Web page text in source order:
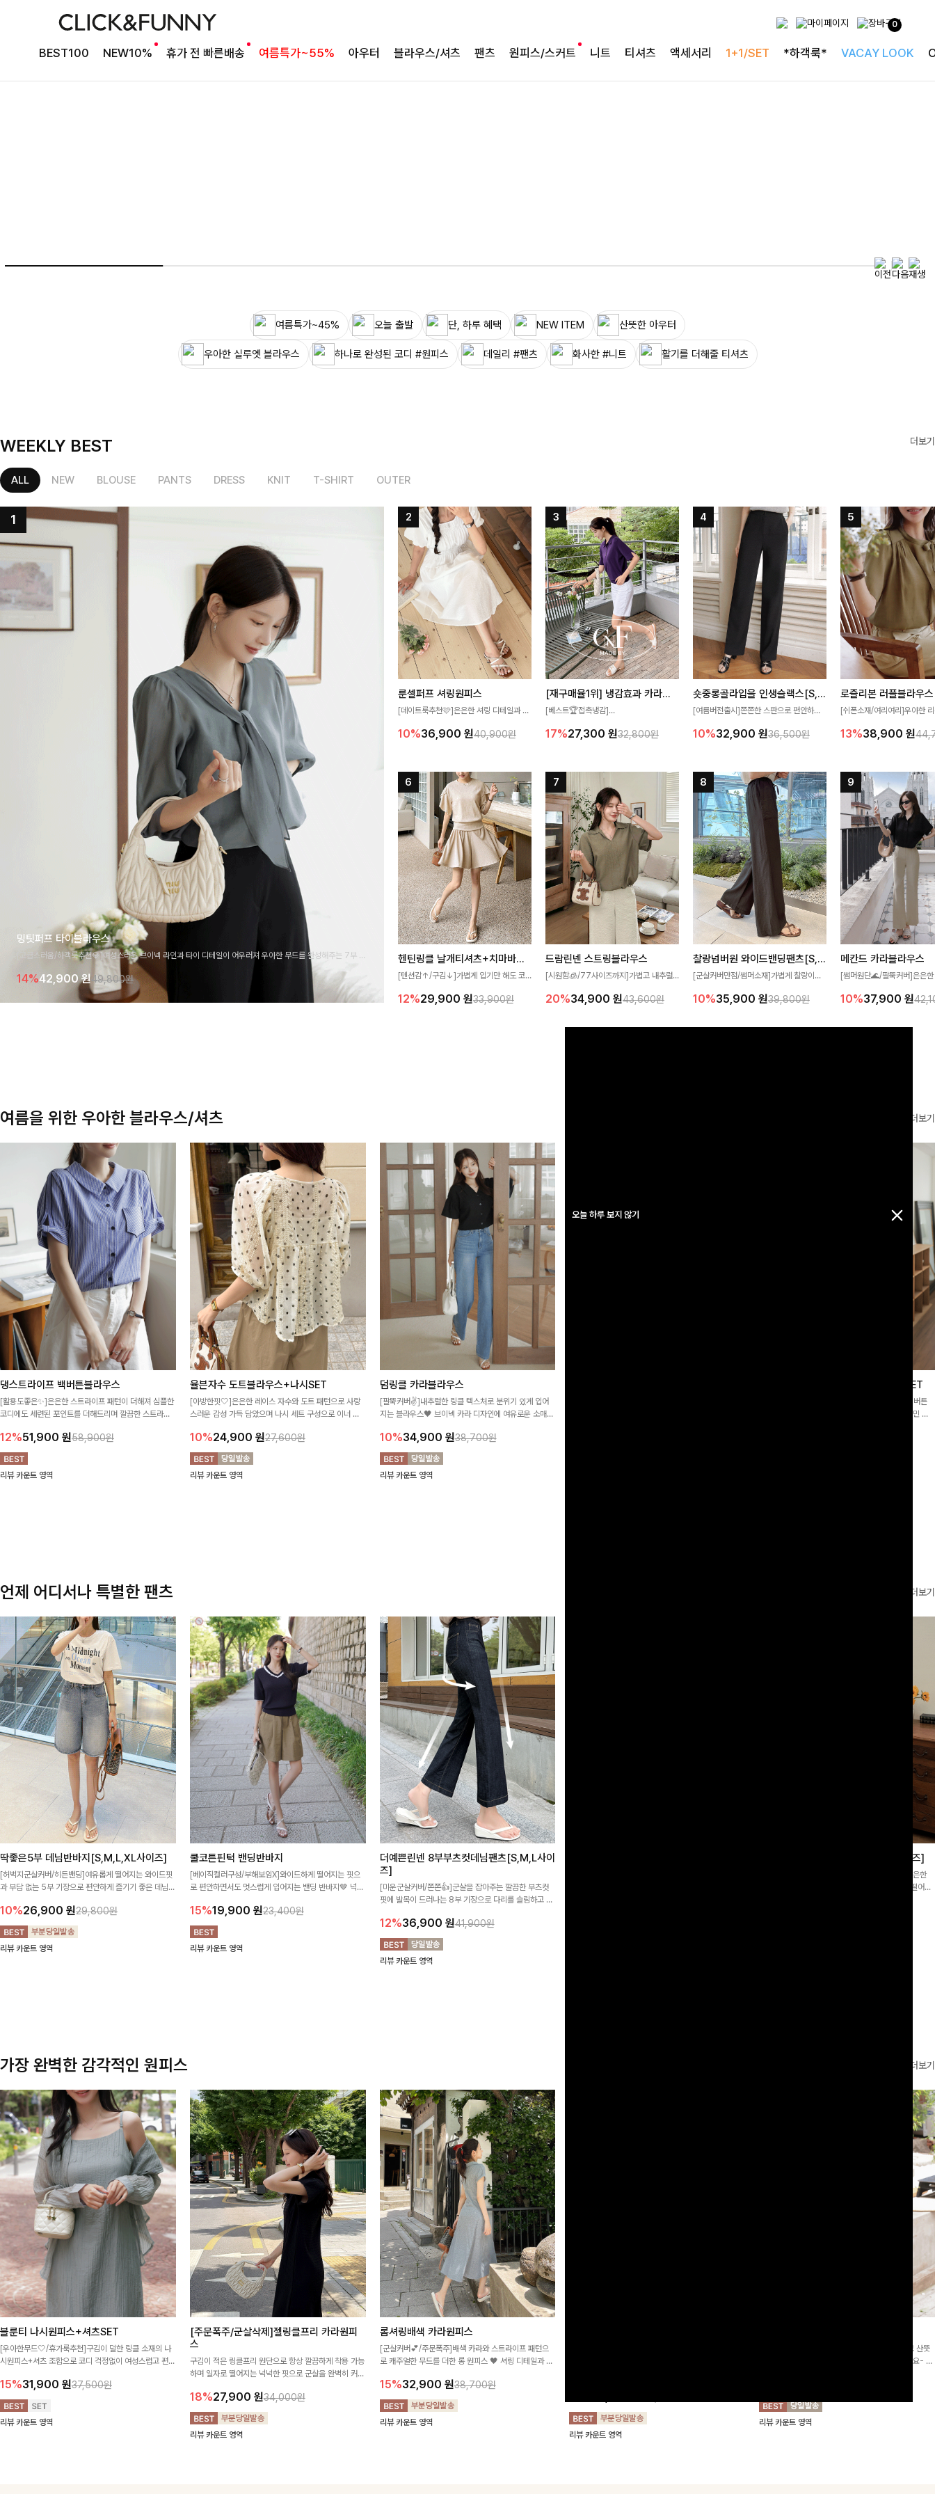
0
BEST100 NEW10% 휴가 전 빠른배송 여름특가~55% 아우터 블라우스/셔츠 팬츠 원피스/스커트 니트 티셔츠 액세서리 1+1/SET *하객룩* VACAY LOOK
오늘 하루 보지 않기
베스트셀러 블라우스
[2차리오더] 드람린넨 스트링블라우스 팔롬드 링클블라우스+와이드팬츠SET
두가지 컬러 데일리아이템
룬카일 스트라이프셔츠
여름특가~45% 오늘 출발 단, 하루 혜택 NEW ITEM 산뜻한 아우터
우아한 실루엣 블라우스 하나로 완성된 코디 #원피스 데일리 #팬츠 화사한 #니트 활기를 더해줄 티셔츠
WEEKLY BEST 더보기
ALL NEW BLOUSE PANTS DRESS KNIT T-SHIRT OUTER
밍팃퍼프 타이블라우스
[고급스러움/하객룩추천💎]여성스러운 브이넥 라인과 타이 디테일이 어우러져 우아한 무드를 완성해주는 7부 블
라우스 🤍 여유로운 7부 소매로 편안하게 착용되며 데일리룩부터 출근룩, 하객룩까지 세련된 스타일링을 연출하
기 좋은 아이템이에요
14%42,900원 49,800원
룬셀퍼프 셔링원피스
[데이트룩추천🩷]은은한 셔링 디테일과 퍼
성해주는 원피스🤍 허리 스모크 밴딩이 슬
즐기기 좋아요
10%36,900 원40,900원
[재구매율1위] 냉감효과 카라니트
[베스트🏆접촉냉감]
고 가벼운 소재감으로 여름에도 시원하게
17%27,300 원32,800원
숏중롱골라입을 인생슬랙스[S,M,L,XL사이즈]
[여름버전출시]쫀쫀한 스판으로 편안하게
숏·기본·롱 기장과 와이드·부츠컷 핏까지 취
10%32,900 원36,500원
로즐리본 러플블라우스
[쉬폰소재/여리여리]우아한
분위기를 더해주는 블라우스
좋아요
13%38,900 원
헨틴링클 날개티셔츠+치마바지SET
[텐션감↑/구김↓]가볍게 입기만 해도 코
게 퍼지는 프릴 날개 소매가 우아한 포인트
12%29,900 원33,900원
드람린넨 스트링블라우스
[시원함🧊/77사이즈까지]가볍고 내추럴
없는 슬릿 카라 디자인이 얼굴선을 더욱 시
20%34,900 원43,600원
찰랑넘버원 와이드밴딩팬츠[S,M,L사이즈]
[군살커버만점/썸머소재]가볍게 찰랑이는
편안하게 착용하실 수 있는 팬츠입니다 🖤
감 있는 착용감을 더해드려요!
10%35,900 원39,800원
메칸드 카라블라우스
[썸머원단🌊/팔뚝커버]은은
세련된 무드를 연출해주는 블
은 베이직한 디자인!
10%37,900 원
여름을 위한 우아한 블라우스/셔츠 더보기
댕스트라이프 백버튼블라우스
[활용도좋은✨]은은한 스트라이프 패턴이 더해져 심플한
코디에도 세련된 포인트를 더해드리며 깔끔한 스트라이
12%51,900 원58,900원
리뷰 카운트 영역
율븐자수 도트블라우스+나시SET
[아방한핏🤍]은은한 레이스 자수와 도트 패턴으로 사랑
스러운 감성 가득 담았으며 나시 세트 구성으로 이너 걱
10%24,900 원27,600원
리뷰 카운트 영역
덤링클 카라블라우스
[팔뚝커버✌]내추럴한 링클 텍스처로 분위기 있게 입어
지는 블라우스🖤 브이넥 카라 디자인에 여유로운 소매핏
10%34,900 원38,700원
리뷰 카운트 영역
제딧레이어드 블라우스+플레어팬츠SET
[완성도높은💗]레이어드한 듯 자연스러운 나시와 버튼
원피스가 함께 구성된 세트 아이템입니다. 코디 고민 없
언제 어디서나 특별한 팬츠 더보기
딱좋은5부 데님반바지[S,M,L,XL사이즈]
[허벅지군살커버/히든밴딩]여유롭게 떨어지는 와이드핏
과 부담 없는 5부 기장으로 편안하게 즐기기 좋은 데님
디한 무드로 연출
10%26,900 원29,800원
리뷰 카운트 영역
쿨코튼핀턱 밴딩반바지
[베이직컬러구성/부해보임X]와이드하게 떨어지는 핏으
로 편안하면서도 멋스럽게 입어지는 밴딩 반바지🤎 넉넉
높게 즐겨지는 아이템!
15%19,900 원23,400원
리뷰 카운트 영역
더예쁜린넨 8부부츠컷데님팬츠[S,M,L사이
즈]
[미운군살커버/쫀쫀👍]군살을 잡아주는 깔끔한 부츠컷
핏에 발목이 드러나는 8부 기장으로 다리를 슬림하고 길
요~!
12%36,900 원41,900원
리뷰 카운트 영역
쿨링버튼 8부와이드팬츠[FREE,L사이즈]
[바스락소재💙/8부기장]사이드 버튼 디테일이 은은한
포인트가 되어주는 와이드 팬츠입니다. 여유롭게 떨어지
가장 완벽한 감각적인 원피스 더보기
블룬티 나시원피스+셔츠SET
[우아한무드🤍/휴가룩추천]구김이 덜한 링클 소재의 나
시원피스+셔츠 조합으로 코디 걱정없이 여성스럽고 편안
15%31,900 원37,500원
리뷰 카운트 영역
[주문폭주/군살삭제]젤링클프리 카라원피
스
구김이 적은 링클프리 원단으로 항상 깔끔하게 착용 가능
하며 일자로 떨어지는 넉넉한 핏으로 군살을 완벽히 커버
18%27,900 원34,000원
리뷰 카운트 영역
롬셔링배색 카라원피스
[군살커버💕/주문폭주]배색 카라와 스트라이프 패턴으
로 캐주얼한 무드를 더한 롱 원피스 🖤 셔링 디테일과 쫀
15%32,900 원38,700원
리뷰 카운트 영역
리뷰 카운트 영역
[청순무드/체형커버]꾸안꾸 무드의 정석🤍 가볍고 산뜻
한 착용감으로 여름 내내 손이 자주 가는 원피스예요- 은
리뷰 카운트 영역